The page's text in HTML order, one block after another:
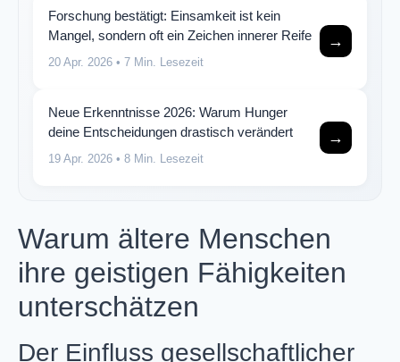
Forschung bestätigt: Einsamkeit ist kein
Mangel, sondern oft ein Zeichen innerer Reife
20 Apr. 2026 • 7 Min. Lesezeit
→
Neue Erkenntnisse 2026: Warum Hunger
deine Entscheidungen drastisch verändert
19 Apr. 2026 • 8 Min. Lesezeit
→
Warum ältere Menschen
ihre geistigen Fähigkeiten
unterschätzen
Der Einfluss gesellschaftlicher